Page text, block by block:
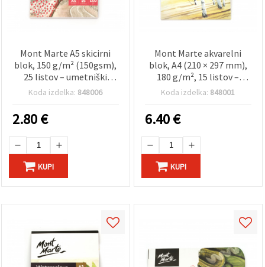
Mont Marte A5 skicirni
blok, 150 g/m² (150gsm),
25 listov – umetniški
risalni blok/skicirka za
ogljem, grafitom in
Koda izdelka: 848006
2.80€
KUPI
Mont Marte akvarelni
blok, A4 (210 × 297 mm),
180 g/m², 15 listov –
nemški papir – umetniški
Koda izdelka: 848001
6.40€
KUPI